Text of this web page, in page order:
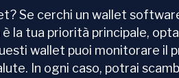
Se cerchi un wallet
è la tua priorità principale,
wallet puoi monitorare il
In ogni caso, potrai